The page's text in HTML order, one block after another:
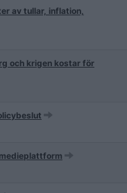
av tullar, inflation,
och krigen kostar för